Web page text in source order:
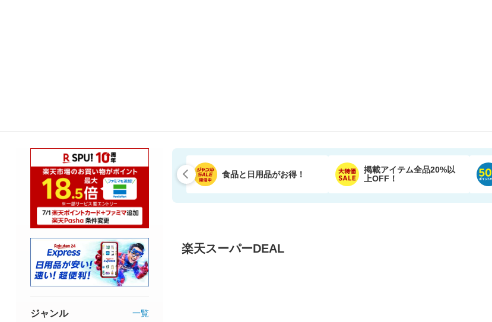
食品と日用品がお得！
掲載アイテム全品20%以
上OFF！
楽天スーパーDEAL
ジャンル 一覧